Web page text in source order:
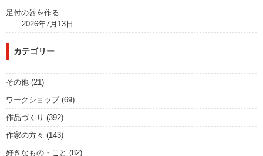
足付の器を作る
2026年7月13日
カテゴリー
その他 (21)
ワークショップ(69)
作品づくり (392)
作家の方々 (143)
好きなもの・こと (82)